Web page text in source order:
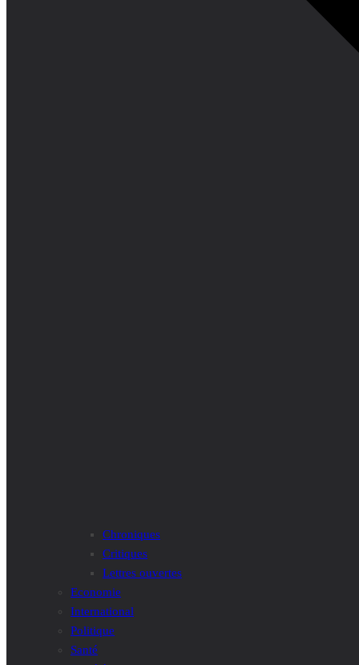
Chroniques
Critiques
Lettres ouvertes
Economie
International
Politique
Santé